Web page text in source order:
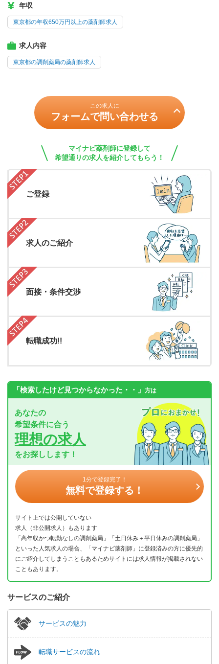
年収
東京都の年収650万円以上の薬剤師求人
求人内容
東京都の調剤薬局の薬剤師求人
この求人に
フォームで問い合わせる
マイナビ薬剤師に登録して
希望通りの求人を紹介してもらう！
ご登録
求人のご紹介
面接・条件交渉
転職成功!!
「検索したけど見つからなかった・・」 方は
あなたの
希望条件に合う
理想の求人
をお探しします！
1分で登録完了！
無料で登録する！
サイト上では公開していない
求人（非公開求人）もあります
「高年収かつ転勤なしの調剤薬局」「土日休み＋平日休みの調剤薬局」
といった人気求人の場合、「マイナビ薬剤師」に登録済みの方に優先的
にご紹介してしまうこともあるためサイトには求人情報が掲載されない
こともあります。
サービスのご紹介
サービスの魅力
転職サービスの流れ